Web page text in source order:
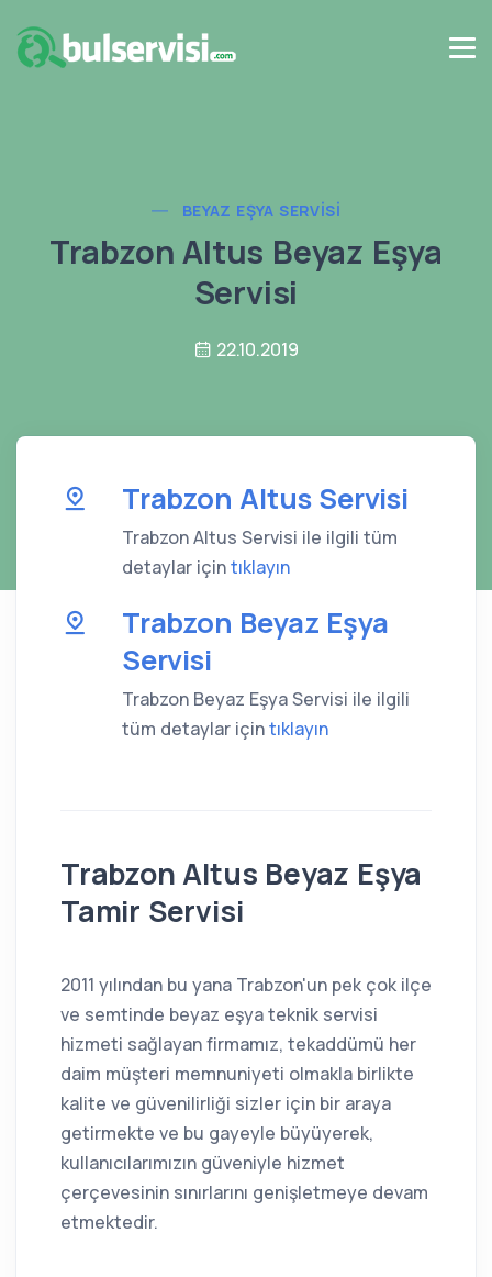
BEYAZ EŞYA SERVISI
Trabzon Altus Beyaz Eşya
Servisi
22.10.2019
Trabzon Altus Servisi
Trabzon Altus Servisi ile ilgili tüm
detaylar içintıklayın
Trabzon Beyaz Eşya
Servisi
Trabzon Beyaz Eşya Servisi ile ilgili
tüm detaylar içintıklayın
Trabzon Altus Beyaz Eşya
Tamir Servisi
2011 yılından bu yana Trabzon'un pek çok ilçe
ve semtinde beyaz eşya teknik servisi
hizmeti sağlayan firmamız, tekaddümü her
daim müşteri memnuniyeti olmakla birlikte
kalite ve güvenilirliği sizler için bir araya
getirmekte ve bu gayeyle büyüyerek,
kullanıcılarımızın güveniyle hizmet
çerçevesinin sınırlarını genişletmeye devam
etmektedir.